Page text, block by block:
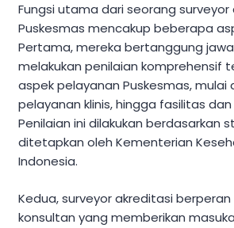
Fungsi utama dari seorang
Puskesmas mencakup beberapa
Pertama, mereka bertanggung
melakukan penilaian komprehensif
aspek pelayanan Puskesmas, mulai
pelayanan klinis, hingga fasilitas
Penilaian ini dilakukan berdasarkan
ditetapkan oleh Kementerian
Indonesia.
Kedua, surveyor akreditasi
konsultan yang memberikan